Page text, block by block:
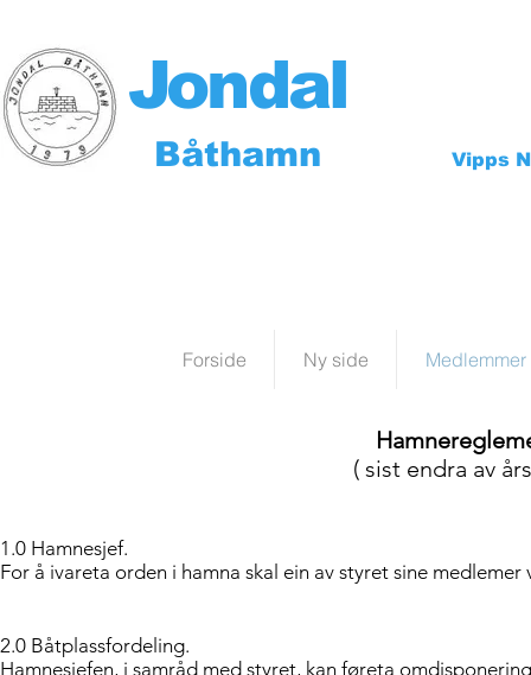
Jondal
Båthamn Vipps
Forside Ny side Medlemmer
( sist endra av
1.0 Hamnesjef.
For å ivareta orden i hamna skal ein av styret sine
2.0 Båtplassfordeling.
Hamnesjefen, i samråd med styret, kan føreta